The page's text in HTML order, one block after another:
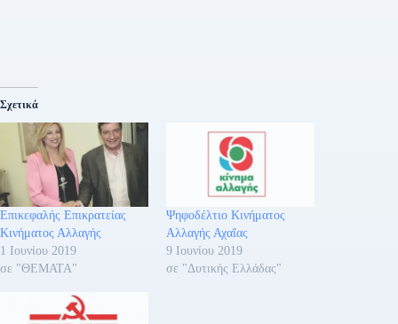
Σχετικά
Επικεφαλής Επικρατείας
Κινήματος Αλλαγής
1 Ιουνίου 2019
σε "ΘΕΜΑΤΑ"
Ψηφοδέλτιο Κινήματος
Αλλαγής Αχαΐας
9 Ιουνίου 2019
σε "Δυτικής Ελλάδας"